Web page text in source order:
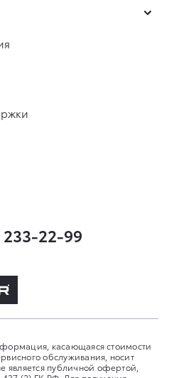
233-22-99
касающаяся стоимости
обслуживания, носит
публичной офертой,